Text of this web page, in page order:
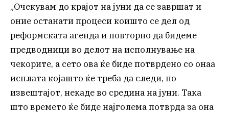
„Очекувам до крајот на јуни да се завршат и
оние останати процеси коишто се дел од
реформската агенда и повторно да бидеме
предводници во делот на исполнување на
чекорите, а сето ова ќе биде потврдено со онаа
исплата којашто ќе треба да следи, по
извештајот, некаде во средина на јуни. Така
што времето ќе биде најголема потврда за она